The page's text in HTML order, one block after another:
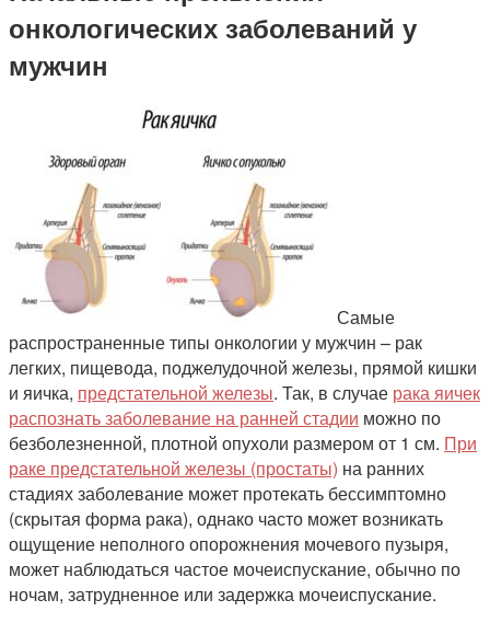
онкологических заболеваний у
мужчин
Самые
распространенные типы онкологии у мужчин – рак
легких, пищевода, поджелудочной железы, прямой кишки
и яичка, предстательной железы. Так, в случае рака яичек
распознать заболевание на ранней стадии можно по
безболезненной, плотной опухоли размером от 1 см. При
раке предстательной железы (простаты) на ранних
стадиях заболевание может протекать бессимптомно
(скрытая форма рака), однако часто может возникать
ощущение неполного опорожнения мочевого пузыря,
может наблюдаться частое мочеиспускание, обычно по
ночам, затрудненное или задержка мочеиспускание.